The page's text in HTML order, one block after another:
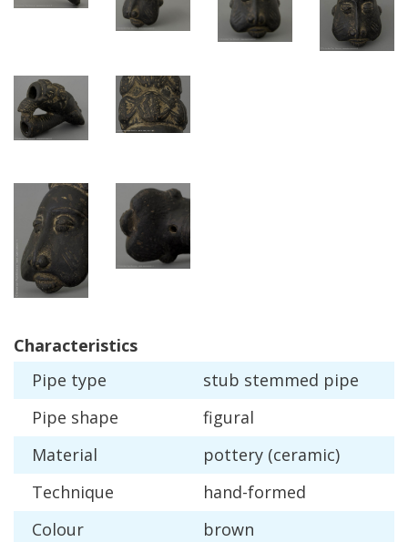
Characteristics
Pipe type stub stemmed pipe
Pipe shape
figural
Material
pottery (ceramic)
Technique
hand-formed
Colour
brown